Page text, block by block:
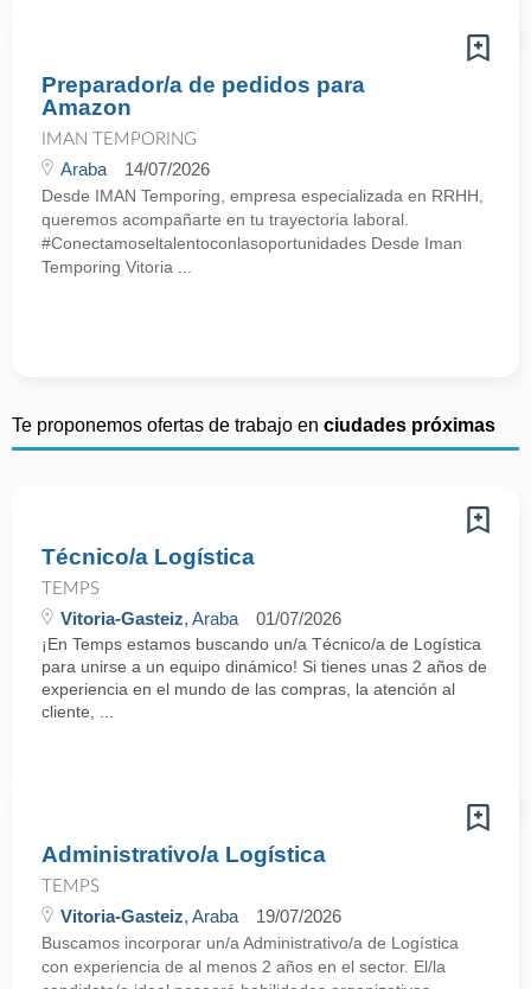
Preparador/a de pedidos para
Amazon
IMAN TEMPORING
Araba 14/07/2026
Desde IMAN Temporing, empresa especializada en RRHH,
queremos acompañarte en tu trayectoria laboral.
#Conectamoseltalentoconlasoportunidades Desde Iman
Temporing Vitoria ...
Te proponemos ofertas de trabajo en ciudades próximas
Técnico/a Logística
TEMPS
Vitoria-Gasteiz, Araba 01/07/2026
¡En Temps estamos buscando un/a Técnico/a de Logística
para unirse a un equipo dinámico! Si tienes unas 2 años de
experiencia en el mundo de las compras, la atención al
cliente, ...
Administrativo/a Logística
TEMPS
Vitoria-Gasteiz, Araba 19/07/2026
Buscamos incorporar un/a Administrativo/a de Logística
con experiencia de al menos 2 años en el sector. El/la